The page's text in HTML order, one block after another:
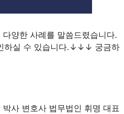
양한 사례를 말씀드렸습니다.
하실 수 있습니다.↓↓↓ 궁금하
사 변호사 법무법인 휘명 대표